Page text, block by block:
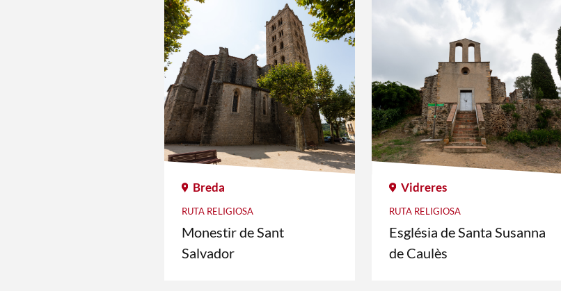
Breda
RUTA RELIGIOSA
Monestir de Sant
Salvador
Vidreres
RUTA RELIGIOSA
Església de Santa Susanna
de Caulès